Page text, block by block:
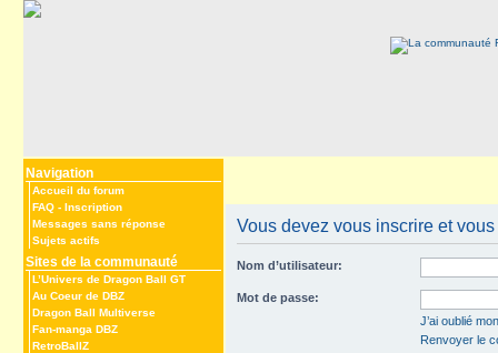
Navigation
Accueil du forum
FAQ - Inscription
Messages sans réponse
Sujets actifs
Sites de la communauté
L’Univers de Dragon Ball GT
Au Coeur de DBZ
Dragon Ball Multiverse
Fan-manga DBZ
RetroBallZ
Vous devez vous inscrire et
Nom d’utilisateur:
Mot de passe:
J’ai oublié
Renvoyer le